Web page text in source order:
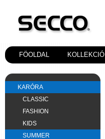
FÖOLDAL KOLLEKCIÓ
KARÓRA
CLASSIC
FASHION
KIDS
SUMMER